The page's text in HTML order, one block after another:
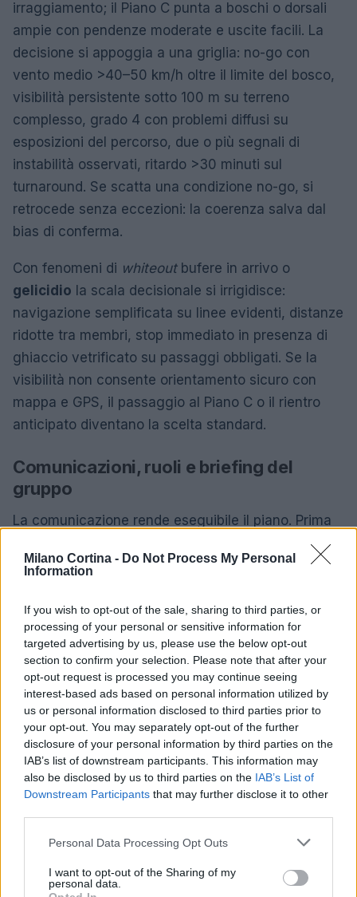
Milano Cortina - Do Not Process My Personal
Information
If you wish to opt-out of the sale, sharing to third parties, or
processing of your personal or sensitive information for
targeted advertising by us, please use the below opt-out
section to confirm your selection. Please note that after your
opt-out request is processed you may continue seeing
interest-based ads based on personal information utilized by
us or personal information disclosed to third parties prior to
your opt-out. You may separately opt-out of the further
disclosure of your personal information by third parties on the
IAB’s list of downstream participants. This information may
also be disclosed by us to third parties on the IAB’s List of
Downstream Participants that may further disclose it to other
Please note that this website/app uses one or more Google
not limited to your visit or usage behaviour. You may click to
grant or deny consent to Google and its third-party tags to
Personal Data Processing Opt Outs
I want to opt-out of the Sharing of my
personal data.
irraggiamento; il Piano C punta a boschi o dorsali
ampie con pendenze moderate e uscite facili. La
decisione si appoggia a una griglia: no-go con
vento medio >40–50 km/h oltre il limite del bosco,
visibilità persistente sotto 100 m su terreno
complesso, grado 4 con problemi diffusi su
esposizioni del percorso, due o più segnali di
instabilità osservati, ritardo >30 minuti sul
turnaround. Se scatta una condizione no-go, si
retrocede senza eccezioni: la coerenza salva dal
bias di conferma.
Con fenomeni di whiteoutbufere in arrivo o
gelicidio la scala decisionale si irrigidisce:
navigazione semplificata su linee evidenti, distanze
ridotte tra membri, stop immediato in presenza di
ghiaccio vetrificato su passaggi obbligati. Se la
visibilità non consente orientamento sicuro con
mappa e GPS, il passaggio al Piano C o il rientro
anticipato diventano la scelta standard.
Comunicazioni, ruoli e briefing del
gruppo
La comunicazione rende eseguibile il piano. Prima
di partire, un briefing di 5 minuti chiarisce obiettivo,
soglie, tappe e parole chiave. Ruoli definiti riducono
e margini, chi verifica meteo e nivologia in itinere,
chi gestisce il primo soccorso. Canali radio
impostati, telefono in modalità aereo salvo check,
messaggi programmati al referente a valle.
Procedure in caso di separazione: punto di
raccolta, intervallo di attesa, escalation ai soccorsi
con coordinate precise e descrizione sintetica
dell’evento.
In neve estrema, concordareprotocollispecifici:
a vista su dorsali, segnale di emergenza se uno
scivola. Aggiornare il referente a valle se cambia la
finestra meteo, inviare waypoint di svolta e